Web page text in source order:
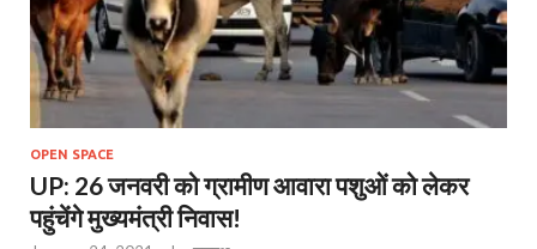
OPEN SPACE
UP: 26 जनवरी को ग्रामीण आवारा पशुओं को लेकर
पहुंचेंगे मुख्यमंत्री निवास!